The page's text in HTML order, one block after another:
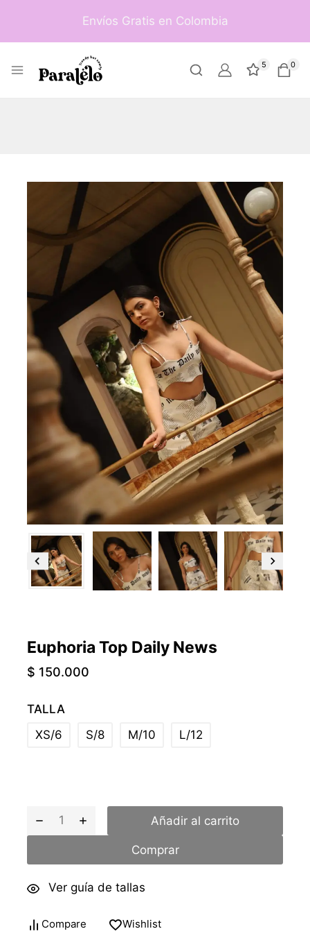
Envíos Gratis en Colombia
5 0
Euphoria Top Daily News
$ 150.000
TALLA
XS/6
S/8 M/10 L/12
Añadir al carrito
Comprar
Ver guía de tallas
Compare
Wishlist